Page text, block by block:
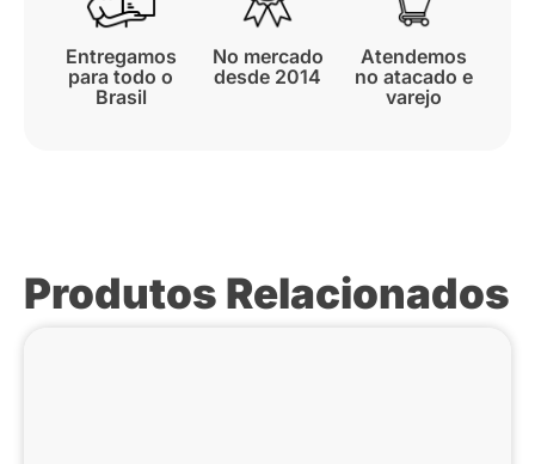
Entregamos
para todo o
Brasil
No mercado
desde 2014
Atendemos
no atacado e
varejo
Produtos Relacionados